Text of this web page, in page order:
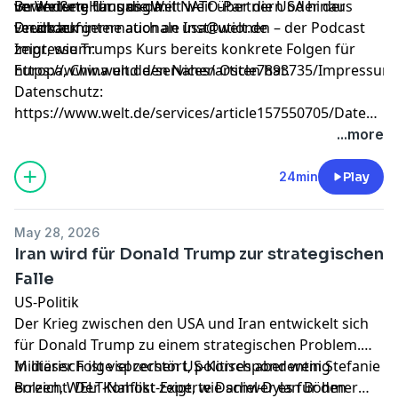
veränderte Umgang mit NATO-Partnern oder der
Druck auf internationale Institutionen – der Podcast
zeigt, wie Trumps Kurs bereits konkrete Folgen für
Europa, China und den Nahen Osten hat.
im Weißen Haus die Welt weit über die USA hinaus
verändern.
Bewertung für uns da.
Feedback gerne auch anusa@welt.de
Impressum:
https://www.welt.de/services/article7893735/
Datenschutz:
https://www.welt.de/services/article157550705/
...more
24min Play
May 28, 2026
Iran wird für Donald Trump zur strategischen
Falle
US-Politik
Der Krieg zwischen den USA und Iran entwickelt sich
für Donald Trump zu einem strategischen Problem.
Militärisch ist viel zerstört, politisch aber wenig
erreicht. Der Konflikt zeigt, wie schwer es für den
In dieser Folge sprechen US-Korrespondentin Stefanie
Bolzen, WELT-Nahost-Experte Daniel-Dylan Böhmer